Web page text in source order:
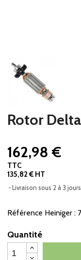
Rotor
162,98 €
TTC
135,82 € HT
Livraison sous 2 à 3 jours
Référence Heiniger
Quantité